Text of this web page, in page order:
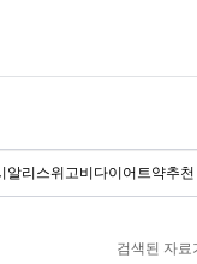
검색된 자료